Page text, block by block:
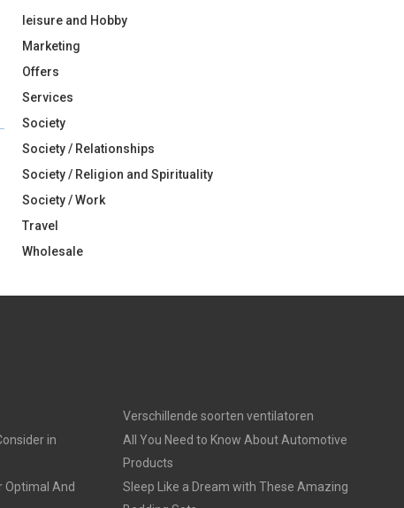
leisure and Hobby
Marketing
Offers
Services
Society
Society / Relationships
Society / Religion and Spirituality
Society / Work
Travel
Wholesale
in
Optimal And
Verschillende soorten ventilatoren
All You Need to Know About Automotive
Products
Sleep Like a Dream with These Amazing